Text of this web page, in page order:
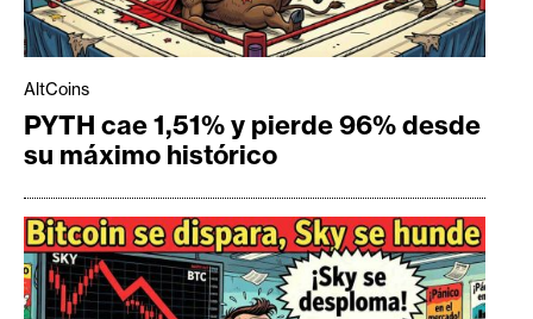
AltCoins
PYTH cae 1,51% y pierde 96% desde
su máximo histórico